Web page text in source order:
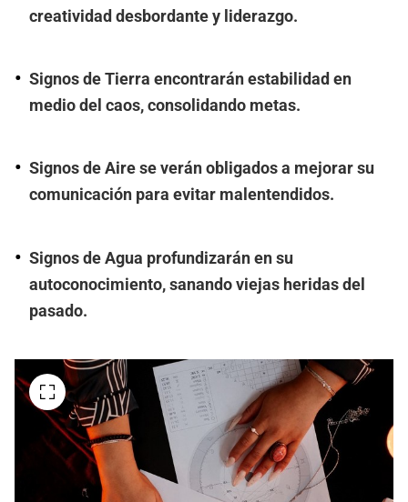
creatividad desbordante y liderazgo.
Signos de Tierra encontrarán estabilidad en
medio del caos, consolidando metas.
Signos de Aire se verán obligados a mejorar su
comunicación para evitar malentendidos.
Signos de Agua profundizarán en su
autoconocimiento, sanando viejas heridas del
pasado.